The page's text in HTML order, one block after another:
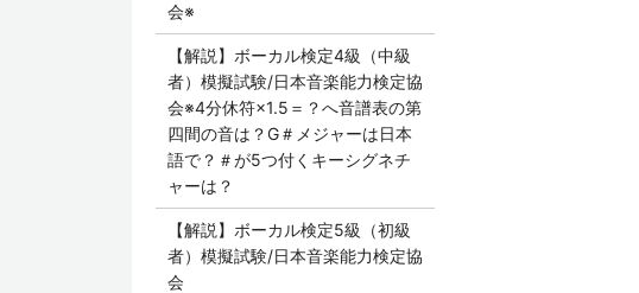
会※
【解説】ボーカル検定4級（中級
者）模擬試験/日本音楽能力検定協
会※4分休符×1.5＝？へ音譜表の第
四間の音は？G＃メジャーは日本
語で？＃が5つ付くキーシグネチ
ャーは？
【解説】ボーカル検定5級（初級
者）模擬試験/日本音楽能力検定協
会